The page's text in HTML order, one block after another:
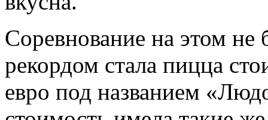
Соревнование на этом
рекордом стала пицца
евро под названием